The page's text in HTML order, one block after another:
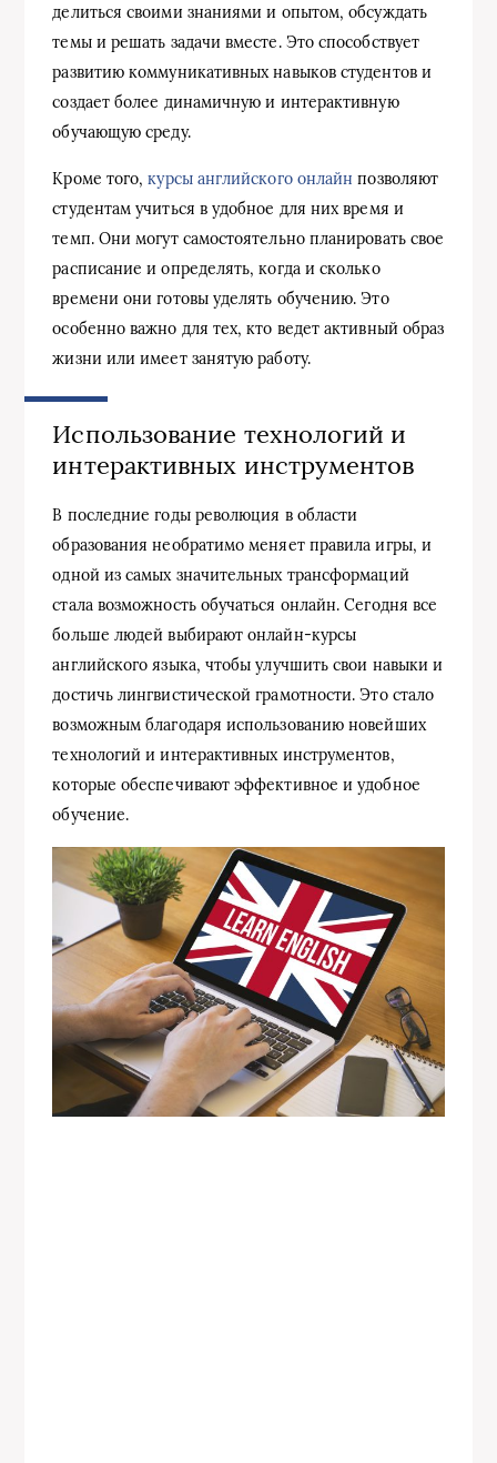
делиться своими знаниями и опытом, обсуждать
темы и решать задачи вместе. Это способствует
развитию коммуникативных навыков студентов и
создает более динамичную и интерактивную
обучающую среду.
Кроме того,курсы английского онлайн позволяют
студентам учиться в удобное для них время и
темп. Они могут самостоятельно планировать свое
расписание и определять, когда и сколько
времени они готовы уделять обучению. Это
особенно важно для тех, кто ведет активный образ
жизни или имеет занятую работу.
Использование технологий и
интерактивных инструментов
В последние годы революция в области
образования необратимо меняет правила игры, и
одной из самых значительных трансформаций
стала возможность обучаться онлайн. Сегодня все
больше людей выбирают онлайн-курсы
английского языка, чтобы улучшить свои навыки и
достичь лингвистической грамотности. Это стало
возможным благодаря использованию новейших
технологий и интерактивных инструментов,
которые обеспечивают эффективное и удобное
обучение.